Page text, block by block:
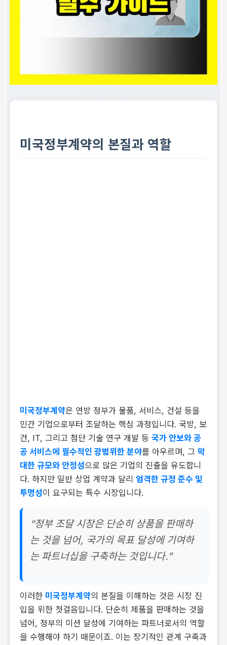
미국정부계약의 본질과 역할
미국정부계약은 연방 정부가 물품, 서비스, 건설 등을
민간 기업으로부터 조달하는 핵심 과정입니다. 국방, 보
건, IT, 그리고 첨단 기술 연구 개발 등국가 안보와 공
공 서비스에 필수적인 광범위한 분야를 아우르며, 그 막
대한 규모와 안정성으로 많은 기업의 진출을 유도합니
다. 하지만 일반 상업 계약과 달리 엄격한 규정 준수 및
투명성이 요구되는 특수 시장입니다.
“정부 조달 시장은 단순히 상품을 판매하
는 것을 넘어, 국가의 목표 달성에 기여하
는 파트너십을 구축하는 것입니다.”
이러한 미국정부계약의 본질을 이해하는 것은 시장 진
입을 위한 첫걸음입니다. 단순히 제품을 판매하는 것을
넘어, 정부의 미션 달성에 기여하는 파트너로서의 역할
을 수행해야 하기 때문이죠. 이는 장기적인 관계 구축과